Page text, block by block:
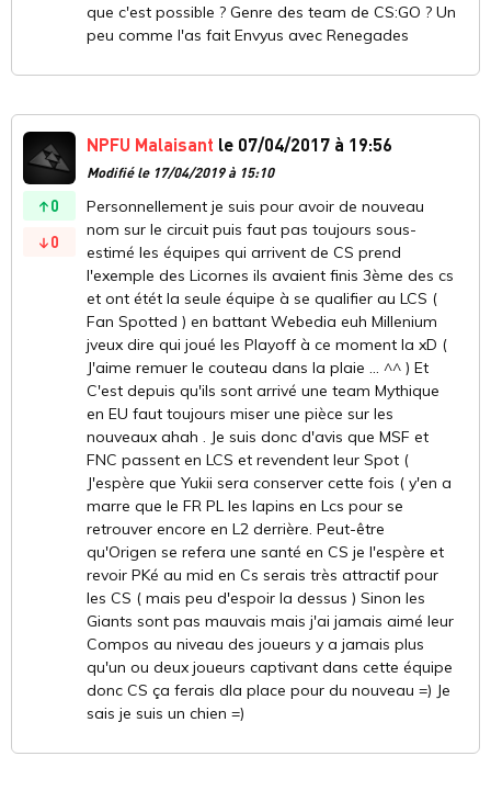
que c'est possible ? Genre des team de CS:GO ? Un
peu comme l'as fait Envyus avec Renegades
0
0
NPFU Malaisant le 07/04/2017 à 19:56
Modifié le 17/04/2019 à 15:10
Personnellement je suis pour avoir de nouveau
nom sur le circuit puis faut pas toujours sous-
estimé les équipes qui arrivent de CS prend
l'exemple des Licornes ils avaient finis 3ème des cs
et ont étét la seule équipe à se qualifier au LCS (
Fan Spotted ) en battant Webedia euh Millenium
jveux dire qui joué les Playoff à ce moment la xD (
J'aime remuer le couteau dans la plaie ... ^^ ) Et
C'est depuis qu'ils sont arrivé une team Mythique
en EU faut toujours miser une pièce sur les
nouveaux ahah . Je suis donc d'avis que MSF et
FNC passent en LCS et revendent leur Spot (
J'espère que Yukii sera conserver cette fois ( y'en a
marre que le FR PL les lapins en Lcs pour se
retrouver encore en L2 derrière. Peut-être
qu'Origen se refera une santé en CS je l'espère et
revoir PKé au mid en Cs serais très attractif pour
les CS ( mais peu d'espoir la dessus ) Sinon les
Giants sont pas mauvais mais j'ai jamais aimé leur
Compos au niveau des joueurs y a jamais plus
qu'un ou deux joueurs captivant dans cette équipe
donc CS ça ferais dla place pour du nouveau =) Je
sais je suis un chien =)